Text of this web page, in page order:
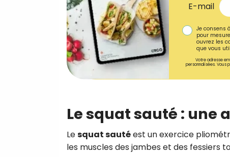
E-mail
Je consens
pour
ouvrez les
que vous
Votre adresse
personnalisées. Vous
Le squat sauté :
Lesquat sautéest un exercice
les muscles des jambes et des fessiers